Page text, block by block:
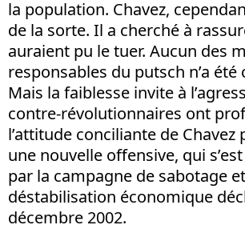
la population. Chavez,
de la sorte. Il a cherché à
auraient pu le tuer. Aucun des
responsables du putsch n’a été
Mais la faiblesse invite à
contre-révolutionnaires ont
l’attitude conciliante de
une nouvelle offensive, qui
par la campagne de sabotage
déstabilisation économique
décembre 2002.